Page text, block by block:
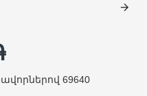
69640